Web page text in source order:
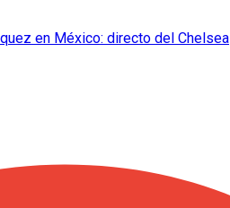
en México: directo del Chelsea